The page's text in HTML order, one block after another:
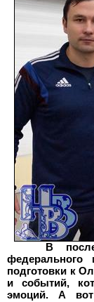
В
федерального
подготовки к
и событий,
эмоций. А